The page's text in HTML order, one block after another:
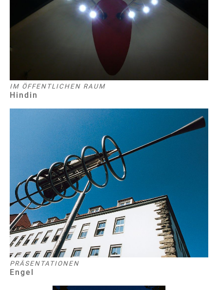
IM ÖFFENTLICHEN RAUM
Hindin
PRÄSENTATIONEN
Engel